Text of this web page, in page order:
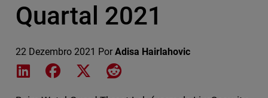
Quartal 2021
22 Dezembro 2021 Por Adisa Hairlahovic
Share on LinkedIn
Share on Facebook
Share on XShare on Reddit